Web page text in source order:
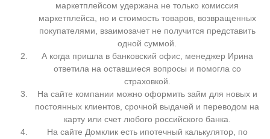
маркетплейсом удержана не только комиссия
маркетплейса, но и стоимость товаров, возвращенных
покупателями, взаимозачет не получится представить
одной суммой.
А когда пришла в банковский офис, менеджер Ирина
ответила на оставшиеся вопросы и помогла со
страховкой.
На сайте компании можно оформить займ для новых и
постоянных клиентов, срочной выдачей и переводом на
карту или счет любого российского банка.
На сайте Домклик есть ипотечный калькулятор, по